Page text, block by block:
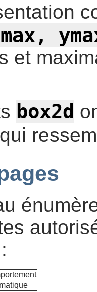
et
box2d